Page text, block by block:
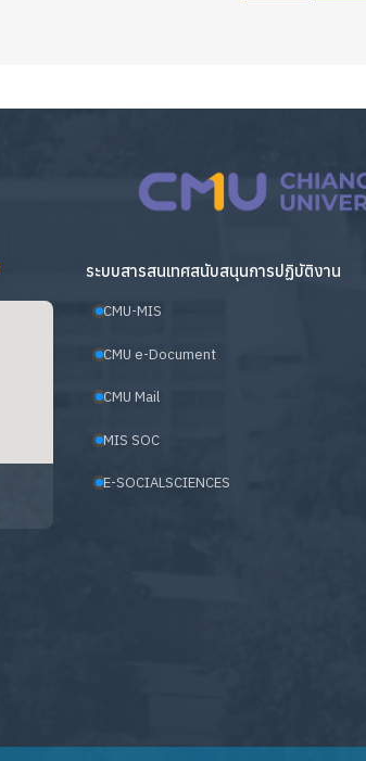
ระบบสารสนเทศสนับสนุนการปฏิบัติงาน
CMU-MIS
CMU e-Document
CMU Mail
MIS SOC
E-SOCIALSCIENCES